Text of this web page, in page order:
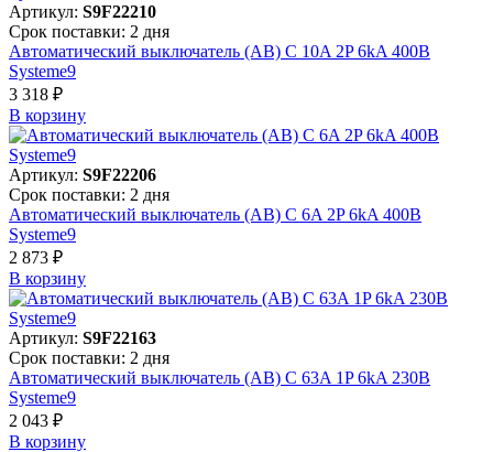
Артикул: S9F22210
Срок поставки: 2 дня
Автоматический выключатель (АВ) C 10A 2P 6kA 400В
Systeme9
3 318 ₽
В корзинy
Артикул: S9F22206
Срок поставки: 2 дня
Автоматический выключатель (АВ) C 6A 2P 6kA 400В
Systeme9
2 873 ₽
В корзинy
Артикул: S9F22163
Срок поставки: 2 дня
Автоматический выключатель (АВ) C 63A 1P 6kA 230В
Systeme9
2 043 ₽
В корзинy